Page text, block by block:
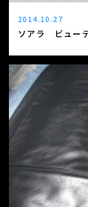
2014.10.27
ソアラ ビュー